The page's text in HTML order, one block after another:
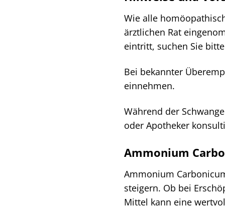
Wie alle
ärztlichen Rat
eintritt, suchen Sie
Bei bekannter
einnehmen.
Während der
oder Apotheker
Ammonium
Ammonium
steigern. Ob bei
Mittel kann eine